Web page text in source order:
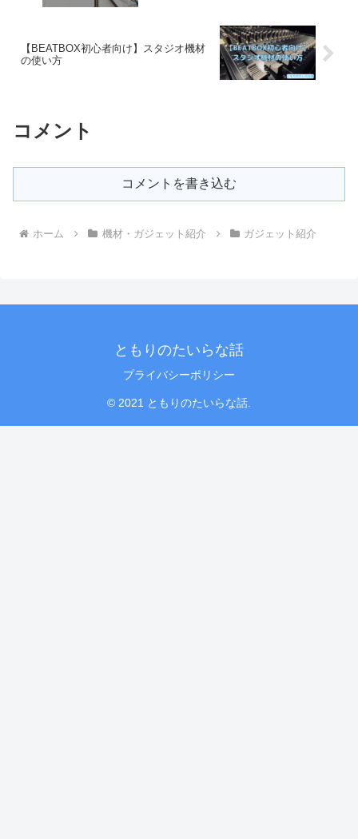
【BEATBOX初心者向け】スタジオ機材
の使い方
コメント
コメントを書き込む
ホーム 機材・ガジェット紹介 ガジェット紹介
ともりのたいらな話
プライバシーポリシー
© 2021 ともりのたいらな話.